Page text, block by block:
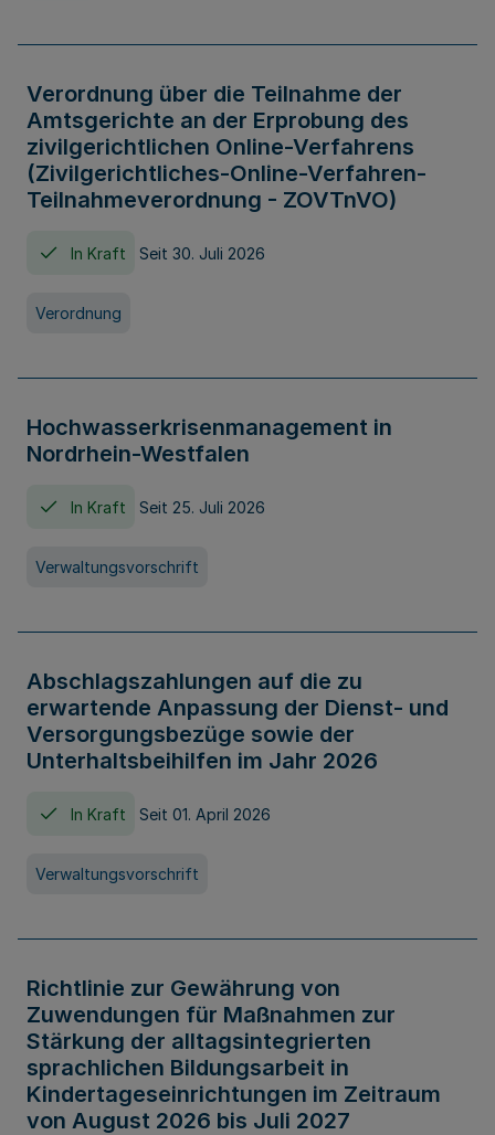
Verordnung über die Teilnahme der
Amtsgerichte an der Erprobung des
zivilgerichtlichen Online-Verfahrens
(Zivilgerichtliches-Online-Verfahren-
Teilnahmeverordnung - ZOVTnVO)
In Kraft Seit 30. Juli 2026
Verordnung
Hochwasserkrisenmanagement in
Nordrhein-Westfalen
In Kraft Seit 25. Juli 2026
Verwaltungsvorschrift
Abschlagszahlungen auf die zu
erwartende Anpassung der Dienst- und
Versorgungsbezüge sowie der
Unterhaltsbeihilfen im Jahr 2026
In Kraft Seit 01. April 2026
Verwaltungsvorschrift
Richtlinie zur Gewährung von
Zuwendungen für Maßnahmen zur
Stärkung der alltagsintegrierten
sprachlichen Bildungsarbeit in
Kindertageseinrichtungen im Zeitraum
von August 2026 bis Juli 2027